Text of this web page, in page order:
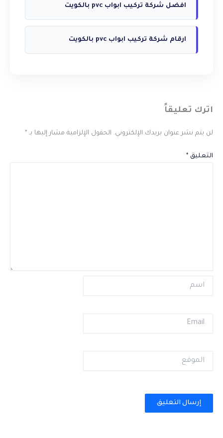
افضل شركة تركيب ابواب pvc بالكويت
ارقام شركة تركيب ابواب pvc بالكويت
اترك تعليقاً
لن يتم نشر عنوان بريدك الإلكتروني. الحقول الإلزامية مشار إليها بـ *
التعليق *
اسم
Email
الموقع